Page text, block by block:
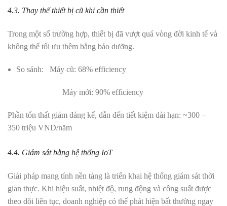
4.3. Thay thế thiết bị cũ khi cần thiết
Trong một số trường hợp, thiết bị đã vượt quá vòng đời kinh tế và
không thể tối ưu thêm bằng bảo dưỡng.
So sánh: Máy cũ: 68% efficiency
Máy mới: 90% efficiency
Phần tổn thất giảm đáng kể, dẫn đến tiết kiệm dài hạn: ~300 –
350 triệu VND/năm
4.4. Giám sát bằng hệ thống IoT
Giải pháp mang tính nền tảng là triển khai hệ thống giám sát thời
gian thực. Khi hiệu suất, nhiệt độ, rung động và công suất được
theo dõi liên tục, doanh nghiệp có thể phát hiện bất thường ngay